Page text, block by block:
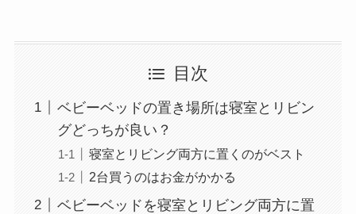
目次
ベビーベッドの置き場所は寝室とリビン
グどっちが良い？
寝室とリビング両方に置くのがベスト
2台買うのはお金がかかる
ベビーベッドを寝室とリビング両方に置